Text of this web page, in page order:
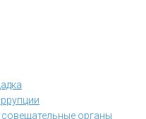
органы